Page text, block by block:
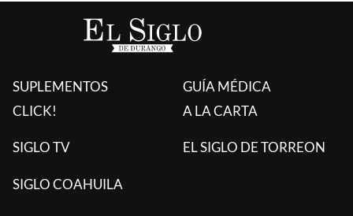
SUPLEMENTOS
CLICK!
GUÍA MÉDICA
A LA CARTA
SIGLO TV EL SIGLO DE TORREON
SIGLO COAHUILA